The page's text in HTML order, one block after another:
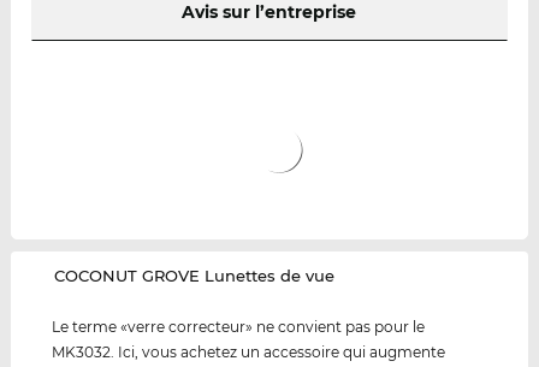
Avis sur l’entreprise
‌COCONUT GROVE Lunettes de vue
Le terme «verre correcteur» ne convient pas pour le
MK3032. Ici, vous achetez un accessoire qui augmente